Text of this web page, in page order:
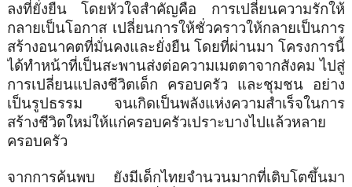
ลงที่ยั่งยืน โดยหัวใจสำคัญคือ การเปลี่ยนความรักให้
กลายเป็นโอกาส เปลี่ยนการให้ชั่วคราวให้กลายเป็นการ
สร้างอนาคตที่มั่นคงและยั่งยืน โดยที่ผ่านมา โครงการนี้
ได้ทำหน้าที่เป็นสะพานส่งต่อความเมตตาจากสังคม ไปสู่
การเปลี่ยนแปลงชีวิตเด็ก ครอบครัว และชุมชน อย่าง
เป็นรูปธรรม จนเกิดเป็นพลังแห่งความสำเร็จในการ
สร้างชีวิตใหม่ให้แก่ครอบครัวเปราะบางไปแล้วหลาย
ครอบครัว
จากการค้นพบ ยังมีเด็กไทยจำนวนมากที่เติบโตขึ้นมา